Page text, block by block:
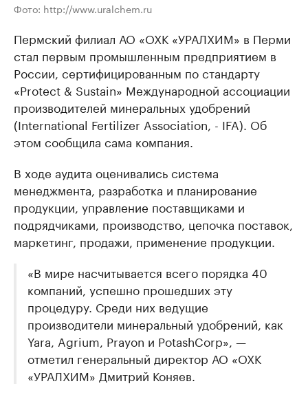
Фото: http://www.uralchem.ru
Пермский филиал АО «ОХК «УРАЛХИМ» в Перми
стал первым промышленным предприятием в
России, сертифицированным по стандарту
«Protect & Sustain» Международной ассоциации
производителей минеральных удобрений
(International Fertilizer Association, - IFA). Об
этом сообщила сама компания.
В ходе аудита оценивались система
менеджмента, разработка и планирование
продукции, управление поставщиками и
подрядчиками, производство, цепочка поставок,
маркетинг, продажи, применение продукции.
«В мире насчитывается всего порядка 40
компаний, успешно прошедших эту
процедуру. Среди них ведущие
производители минеральный удобрений, как
Yara, Agrium, Prayon и PotashCorp», —
отметил генеральный директор АО «ОХК
«УРАЛХИМ» Дмитрий Коняев.